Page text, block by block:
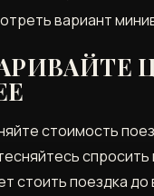
вариант
стоимость
спросить
стоить поездка до